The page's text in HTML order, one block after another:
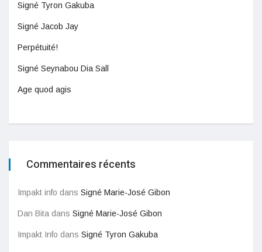
Signé Tyron Gakuba
Signé Jacob Jay
Perpétuité!
Signé Seynabou Dia Sall
Age quod agis
Commentaires récents
Impakt info dans Signé Marie-José Gibon
Dan Bita dans Signé Marie-José Gibon
Impakt Info dans Signé Tyron Gakuba